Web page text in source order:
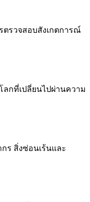
ตรวจสอบสังเกตการณ์
กที่เปลี่ยนไปผ่านความ
ร สิ่งซ่อนเร้นและ